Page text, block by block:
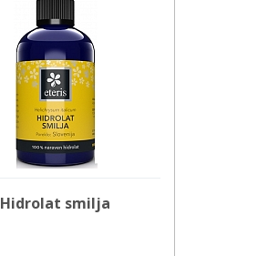
Hidrolat smilja